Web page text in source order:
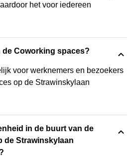
het voor iedereen
de Coworking spaces?
voor werknemers en bezoekers
op de Strawinskylaan
in de buurt van de
de Strawinskylaan